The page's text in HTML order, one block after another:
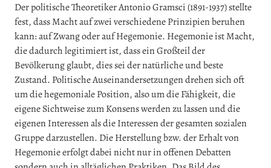
Der politische Theoretiker Antonio Gramsci (1891-1937) stellte
fest, dass Macht auf zwei verschiedene Prinzipien beruhen
kann: auf Zwang oder auf Hegemonie. Hegemonie ist Macht,
die dadurch legitimiert ist, dass ein Großteil der
Bevölkerung glaubt, dies sei der natürliche und beste
Zustand. Politische Auseinandersetzungen drehen sich oft
um die hegemoniale Position, also um die Fähigkeit, die
eigene Sichtweise zum Konsens werden zu lassen und die
eigenen Interessen als die Interessen der gesamten sozialen
Gruppe darzustellen. Die Herstellung bzw. der Erhalt von
Hegemonie erfolgt dabei nicht nur in offenen Debatten